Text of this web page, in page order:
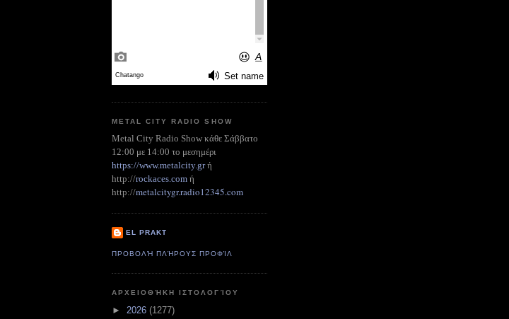
METAL CITY RADIO SHOW
Metal City Radio Show κάθε Σάββατο
12:00 με 14:00 το μεσημέρι
https://www.metalcity.grή
http://rockaces.com ή
http://metalcitygr.radio12345.com
EL PRAKT
ΠΡΟΒΟΛΉ ΠΛΉΡΟΥΣ ΠΡΟΦΊΛ
ΑΡΧΕΙΟΘΉΚΗ ΙΣΤΟΛΟΓΊΟΥ
► 2026 (1277)